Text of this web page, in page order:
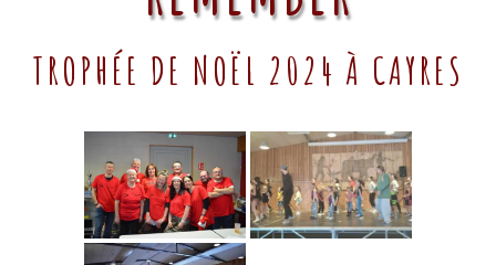
TROPHÉE DE NOËL 2024 À CAYRES